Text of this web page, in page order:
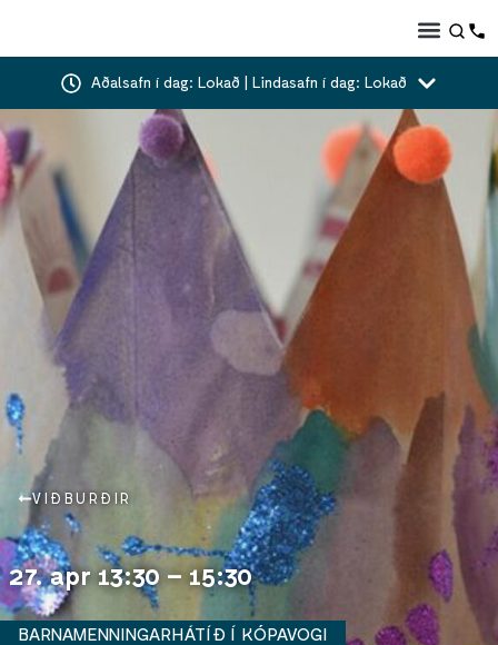
Aðalsafn í dag: Lokað | Lindasafn í dag: Lokað
VIÐBURÐIR
27. apr 13:30 – 15:30
BARNAMENNINGARHÁTÍÐ Í KÓPAVOGI